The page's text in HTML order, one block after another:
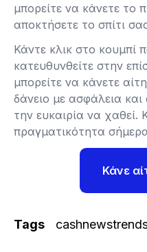
μπορείτε να κάνετε το
αποκτήσετε το σπίτι
Κάντε κλικ στο κουμπί
κατευθυνθείτε στην
μπορείτε να κάνετε
δάνειο με ασφάλεια
την ευκαιρία να χαθεί.
πραγματικότητα
Κάνε
Tags